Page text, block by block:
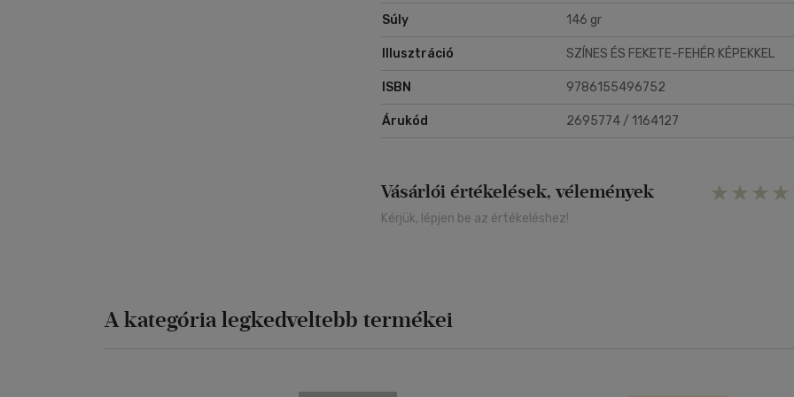
Súly 146 gr
Illusztráció SZÍNES ÉS FEKETE-FEHÉR KÉPEKKEL
ISBN 9786155496752
Árukód 2695774 / 1164127
Vásárlói értékelések, vélemények
Kérjük, lépjen be az értékeléshez!
A kategória legkedveltebb termékei